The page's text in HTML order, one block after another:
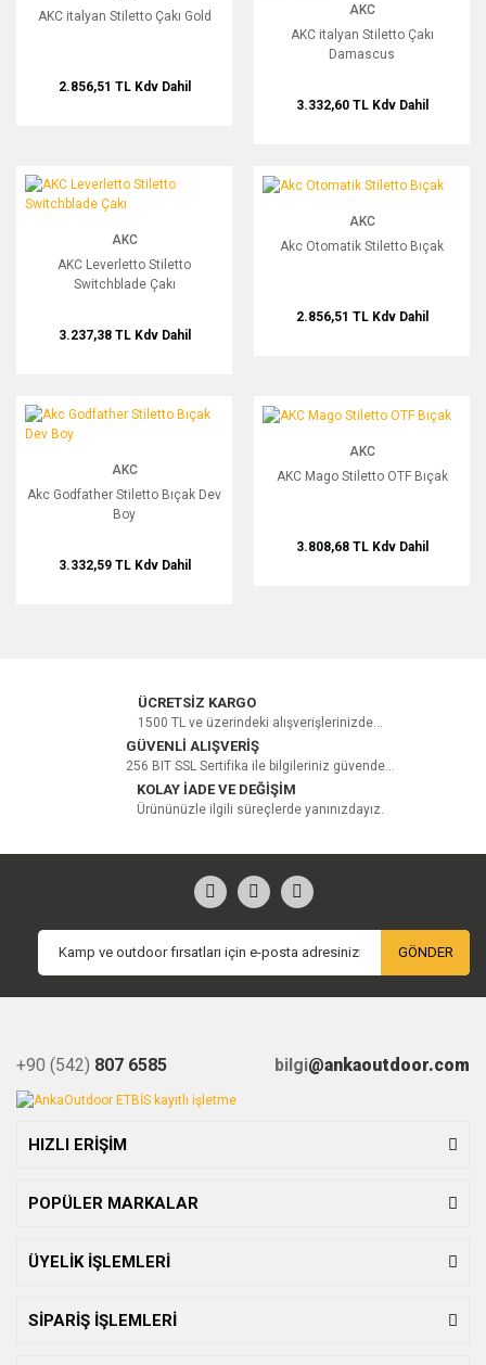
AKC italyan Stiletto Çakı Gold
2.856,51 TL Kdv Dahil
AKC
AKC italyan Stiletto Çakı
Damascus
3.332,60 TL Kdv Dahil
AKC Leverletto Stiletto Switchblade Çakı
AKC
AKC Leverletto Stiletto
Switchblade Çakı
3.237,38 TL Kdv Dahil
Akc Otomatik Stiletto Bıçak
AKC
Akc Otomatik Stiletto Bıçak
2.856,51 TL Kdv Dahil
Akc Godfather Stiletto Bıçak Dev Boy
AKC
Akc Godfather Stiletto Bıçak Dev
Boy
3.332,59 TL Kdv Dahil
AKC Mago Stiletto OTF Bıçak
AKC
AKC Mago Stiletto OTF Bıçak
3.808,68 TL Kdv Dahil
ÜCRETSİZ KARGO
1500 TL ve üzerindeki alışverişlerinizde...
GÜVENLİ ALIŞVERİŞ
256 BIT SSL Sertifika ile bilgileriniz güvende...
KOLAY İADE VE DEĞİŞİM
Ürününüzle ilgili süreçlerde yanınızdayız.
GÖNDER
+90 (542) 807 6585 bilgi@ankaoutdoor.com
HIZLI ERİŞİM
POPÜLER MARKALAR
ÜYELİK İŞLEMLERİ
SİPARİŞ İŞLEMLERİ